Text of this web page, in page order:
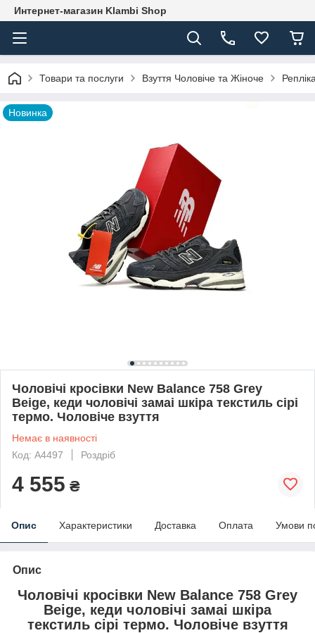
Интернет-магазин Klambi Shop
Товари та послуги Взуття Чоловіче та Жіноче
Новинка
Чоловічі кросівки New Balance 758 Grey
Beige, кеди чоловічі замаі шкіра текстиль сірі
термо. Чоловіче взуття
Немає в наявності
Код: A4497
Роздріб
4 555 ₴
Опис Характеристики Доставка Оплата Умови
Опис
Чоловічі кросівки New Balance 758 Grey
Beige, кеди чоловічі замаі шкіра
текстиль сірі термо. Чоловіче взуття